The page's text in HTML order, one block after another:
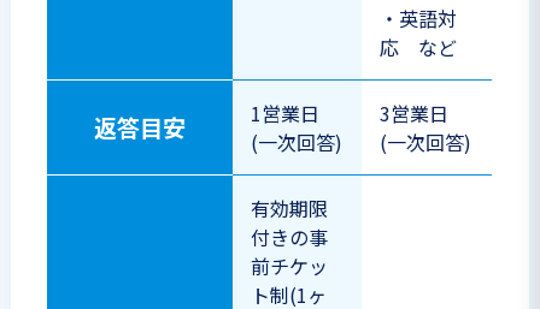
・英語対
応 など
返答目安
1営業日
(一次回答)
3営業日
(一次回答)
有効期限
付きの事
前チケッ
ト制(1ヶ